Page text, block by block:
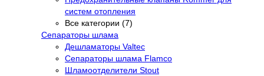
систем отопления
Все категории (7)
Сепараторы шлама
Дешламаторы Valtec
Сепараторы шлама Flamco
Шламоотделители Stout